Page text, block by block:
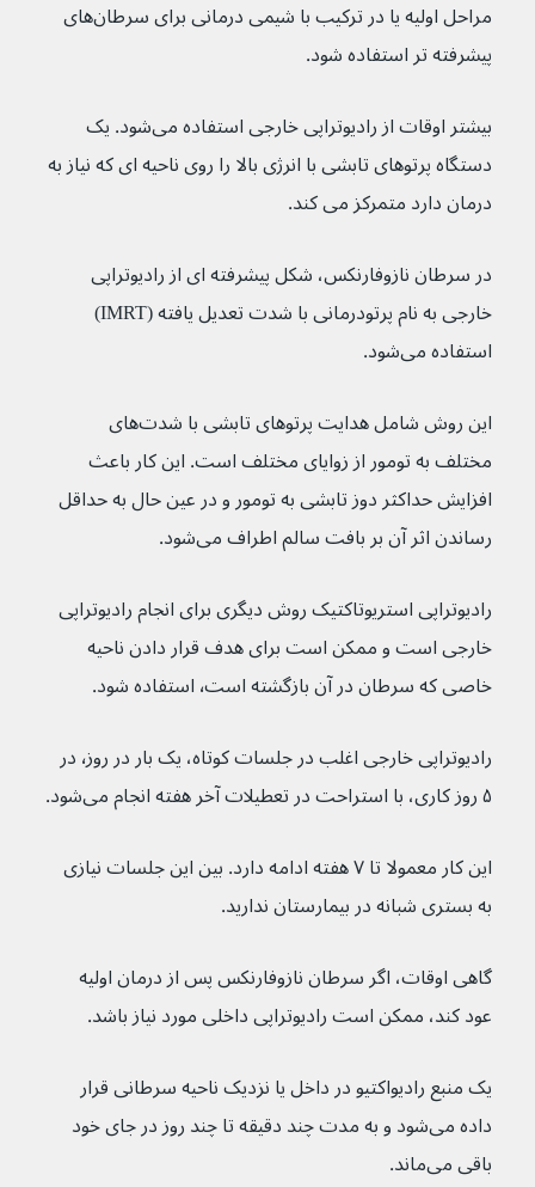
مراحل اولیه یا در ترکیب با شیمی درمانی برای سرطان‌های
پیشرفته تر استفاده شود.
بیشتر اوقات از رادیوتراپی خارجی استفاده می‌شود. یک
دستگاه پرتوهای تابشی با انرژی بالا را روی ناحیه ای که نیاز به
درمان دارد متمرکز می کند.
در سرطان نازوفارنکس، شکل پیشرفته ای از رادیوتراپی
خارجی به نام پرتودرمانی با شدت تعدیل یافته (IMRT)
استفاده می‌شود.
این روش شامل هدایت پرتوهای تابشی با شدت‌های
مختلف به تومور از زوایای مختلف است. این کار باعث
افزایش حداکثر دوز تابشی به تومور و در عین حال به حداقل
رساندن اثر آن بر بافت سالم اطراف می‌شود.
رادیوتراپی استریوتاکتیک روش دیگری برای انجام رادیوتراپی
خارجی است و ممکن است برای هدف قرار دادن ناحیه
خاصی که سرطان در آن بازگشته است٬ استفاده شود.
رادیوتراپی خارجی اغلب در جلسات کوتاه، یک بار در روز٬ در
۵ روز کاری، با استراحت در تعطیلات آخر هفته انجام می‌شود.
این کار معمولا تا ۷ هفته ادامه دارد. بین این جلسات نیازی
به بستری شبانه در بیمارستان ندارید.
گاهی اوقات، اگر سرطان نازوفارنکس پس از درمان اولیه
عود کند، ممکن است رادیوتراپی داخلی مورد نیاز باشد.
یک منبع رادیواکتیو در داخل یا نزدیک ناحیه سرطانی قرار
داده می‌شود و به مدت چند دقیقه تا چند روز در جای خود
باقی می‌ماند.